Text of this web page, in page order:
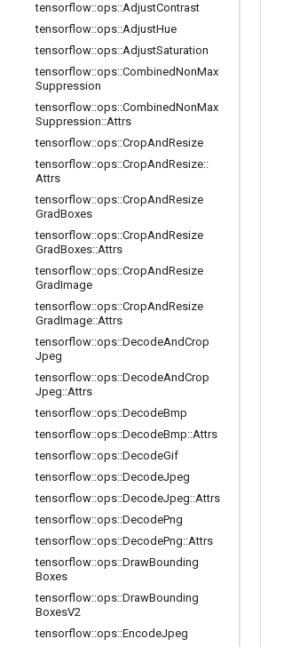
tensorflow::ops::AdjustContrast
tensorflow::ops::AdjustHue
tensorflow::ops::AdjustSaturation
tensorflow::ops::CombinedNonMax
Suppression
tensorflow::ops::CombinedNonMax
Suppression::Attrs
tensorflow::ops::CropAndResize
tensorflow::ops::CropAndResize::
Attrs
tensorflow::ops::CropAndResize
GradBoxes
tensorflow::ops::CropAndResize
GradBoxes::Attrs
tensorflow::ops::CropAndResize
GradImage
tensorflow::ops::CropAndResize
GradImage::Attrs
tensorflow::ops::DecodeAndCrop
Jpeg
tensorflow::ops::DecodeAndCrop
Jpeg::Attrs
tensorflow::ops::DecodeBmp
tensorflow::ops::DecodeBmp::Attrs
tensorflow::ops::DecodeGif
tensorflow::ops::DecodeJpeg
tensorflow::ops::DecodeJpeg::Attrs
tensorflow::ops::DecodePng
tensorflow::ops::DecodePng::Attrs
tensorflow::ops::DrawBounding
Boxes
tensorflow::ops::DrawBounding
BoxesV2
tensorflow::ops::EncodeJpeg